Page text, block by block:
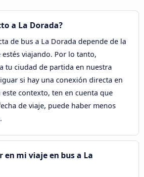
a La Dorada?
de bus a La Dorada depende de la
viajando. Por lo tanto,
tu ciudad de partida en nuestra
si hay una conexión directa en
este contexto, ten en cuenta que
de viaje, puede haber menos
en mi viaje en bus a La